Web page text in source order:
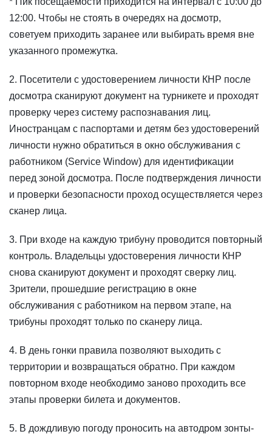
12:00. Чтобы не стоять в очередях на досмотр,
советуем приходить заранее или выбирать время вне
указанного промежутка.
2. Посетители с удостоверением личности КНР после
досмотра сканируют документ на турникете и проходят
проверку через систему распознавания лиц.
Иностранцам с паспортами и детям без удостоверений
личности нужно обратиться в окно обслуживания с
работником (Service Window) для идентификации
перед зоной досмотра. После подтверждения личности
и проверки безопасности проход осуществляется через
сканер лица.
3. При входе на каждую трибуну проводится повторный
контроль. Владельцы удостоверения личности КНР
снова сканируют документ и проходят сверку лиц.
Зрители, прошедшие регистрацию в окне
обслуживания с работником на первом этапе, на
трибуны проходят только по сканеру лица.
4. В день гонки правила позволяют выходить с
территории и возвращаться обратно. При каждом
повторном входе необходимо заново проходить все
этапы проверки билета и документов.
5. В дождливую погоду проносить на автодром зонты-